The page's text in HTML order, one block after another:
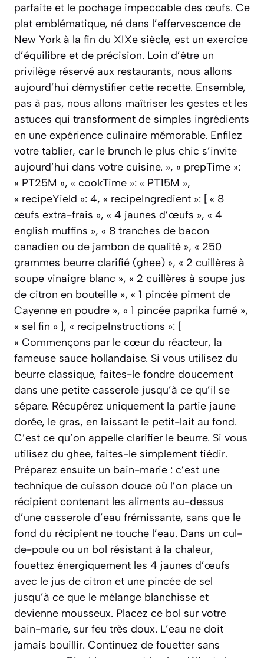
parfaite et le pochage impeccable des œufs. Ce
plat emblématique, né dans l’effervescence de
New York à la fin du XIXe siècle, est un exercice
d’équilibre et de précision. Loin d’être un
privilège réservé aux restaurants, nous allons
aujourd’hui démystifier cette recette. Ensemble,
pas à pas, nous allons maîtriser les gestes et les
astuces qui transforment de simples ingrédients
en une expérience culinaire mémorable. Enfilez
votre tablier, car le brunch le plus chic s’invite
aujourd’hui dans votre cuisine. », « prepTime »:
« PT25M », « cookTime »: « PT15M »,
« recipeYield »: 4, « recipeIngredient »: [ « 8
œufs extra-frais », « 4 jaunes d’œufs », « 4
english muffins », « 8 tranches de bacon
canadien ou de jambon de qualité », « 250
grammes beurre clarifié (ghee) », « 2 cuillères à
soupe vinaigre blanc », « 2 cuillères à soupe jus
de citron en bouteille », « 1 pincée piment de
Cayenne en poudre », « 1 pincée paprika fumé »,
« sel fin » ], « recipeInstructions »: [
« Commençons par le cœur du réacteur, la
fameuse sauce hollandaise. Si vous utilisez du
beurre classique, faites-le fondre doucement
dans une petite casserole jusqu’à ce qu’il se
sépare. Récupérez uniquement la partie jaune
dorée, le gras, en laissant le petit-lait au fond.
C’est ce qu’on appelle clarifier le beurre. Si vous
utilisez du ghee, faites-le simplement tiédir.
Préparez ensuite un bain-marie : c’est une
technique de cuisson douce où l’on place un
récipient contenant les aliments au-dessus
d’une casserole d’eau frémissante, sans que le
fond du récipient ne touche l’eau. Dans un cul-
de-poule ou un bol résistant à la chaleur,
fouettez énergiquement les 4 jaunes d’œufs
avec le jus de citron et une pincée de sel
jusqu’à ce que le mélange blanchisse et
devienne mousseux. Placez ce bol sur votre
bain-marie, sur feu très doux. L’eau ne doit
jamais bouillir. Continuez de fouetter sans